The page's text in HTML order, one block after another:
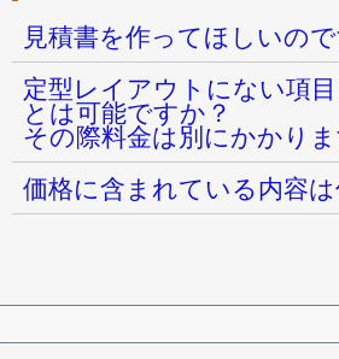
見積書を作ってほしいの
定型レイアウトにない項
とは可能ですか？
その際料金は別にかかり
価格に含まれている内容